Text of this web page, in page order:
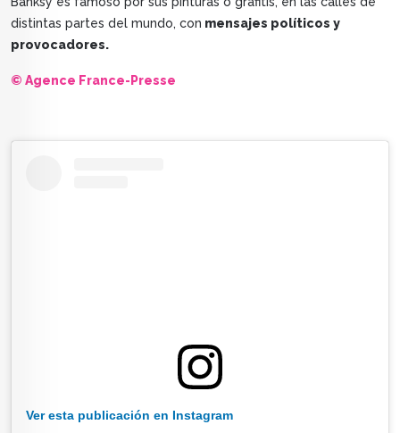
distintas partes del mundo, con mensajes políticos y
provocadores.
© Agence France-Presse
Ver esta publicación en Instagram